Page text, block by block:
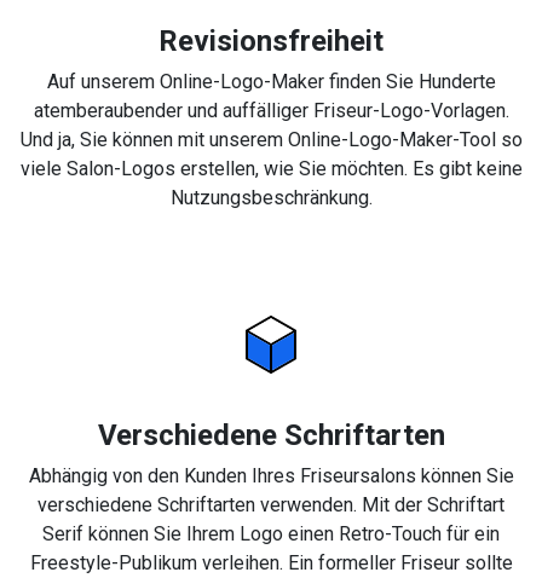
Revisionsfreiheit
Auf unserem Online-Logo-Maker finden Sie Hunderte
atemberaubender und auffälliger Friseur-Logo-Vorlagen.
Und ja, Sie können mit unserem Online-Logo-Maker-Tool so
viele Salon-Logos erstellen, wie Sie möchten. Es gibt keine
Nutzungsbeschränkung.
Verschiedene Schriftarten
Abhängig von den Kunden Ihres Friseursalons können Sie
verschiedene Schriftarten verwenden. Mit der Schriftart
Serif können Sie Ihrem Logo einen Retro-Touch für ein
Freestyle-Publikum verleihen. Ein formeller Friseur sollte